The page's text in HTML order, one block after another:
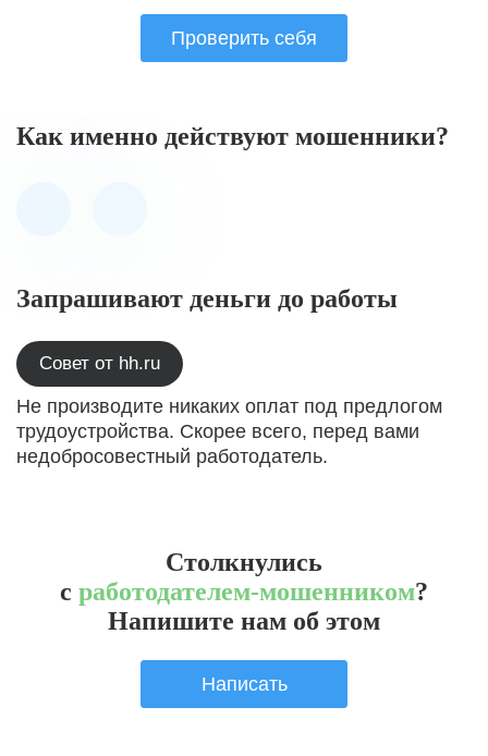
Проверить себя
Как именно действуют мошенники?
Запрашивают деньги до работы
Совет от hh.ru
Не производите никаких оплат под предлогом
трудоустройства. Скорее всего, перед вами
недобросовестный работодатель.
Столкнулись
с работодателем-мошенником?
Напишите нам об этом
Написать